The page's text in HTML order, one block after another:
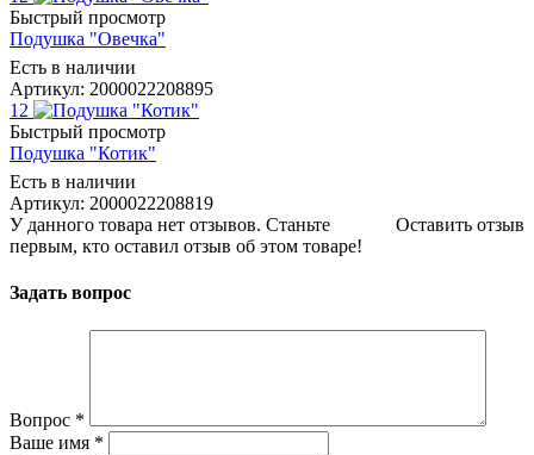
Быстрый просмотр
Подушка "Овечка"
Есть в наличии
Артикул: 2000022208895
12
Быстрый просмотр
Подушка "Котик"
Есть в наличии
Артикул: 2000022208819
Оставить отзыв
У данного товара нет отзывов. Станьте
первым, кто оставил отзыв об этом товаре!
Задать вопрос
Вопрос *
Ваше имя *